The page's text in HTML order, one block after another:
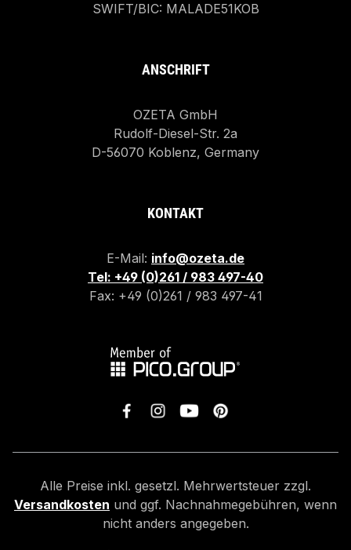
SWIFT/BIC: MALADE51KOB
ANSCHRIFT
OZETA GmbH
Rudolf-Diesel-Str. 2a
D-56070 Koblenz, Germany
KONTAKT
E-Mail: info@ozeta.de
Tel: +49 (0)261 / 983 497-40
Fax: +49 (0)261 / 983 497-41
Alle Preise inkl. gesetzl. Mehrwertsteuer zzgl.
Versandkosten und ggf. Nachnahmegebühren, wenn
nicht anders angegeben.